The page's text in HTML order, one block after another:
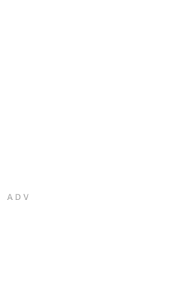
ADV